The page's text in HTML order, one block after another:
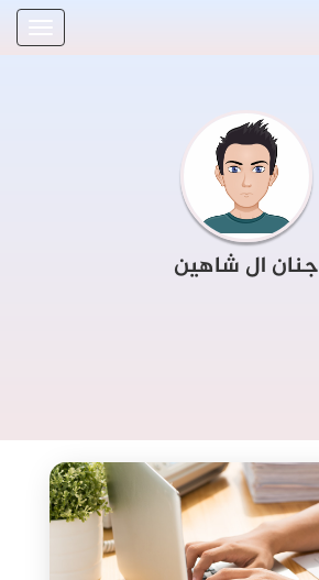
جنان ال شاهين